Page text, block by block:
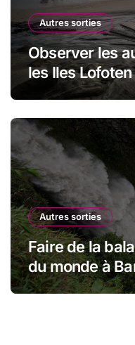
Autres sorties
Observer les
les Iles
Autres sorties
Faire de la
du monde à